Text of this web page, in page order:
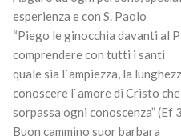
esperienza e con S. Paolo
“Piego le ginocchia davanti al
comprendere con tutti i santi
quale sia l`ampiezza, la
conoscere l`amore di Cristo che
sorpassa ogni conoscenza” (Ef
Buon cammino suor barbara